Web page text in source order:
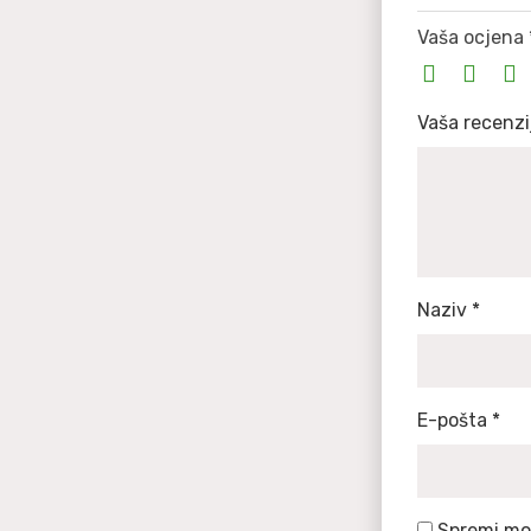
Vaša ocjena
Vaša
Naziv *
E-pošta *